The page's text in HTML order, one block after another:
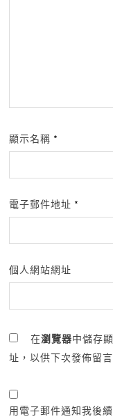
顯示名稱 *
電子郵件地址 *
個人網站網址
在瀏覽器中儲存
址，以供下次發佈留
用電子郵件通知我後